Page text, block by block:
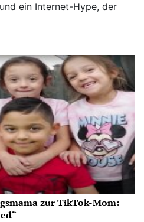
ein Internet-Hype, der
zur TikTok-Mom: